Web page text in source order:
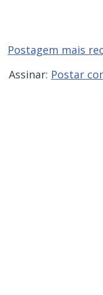
Postagem mais
Assinar: Postar